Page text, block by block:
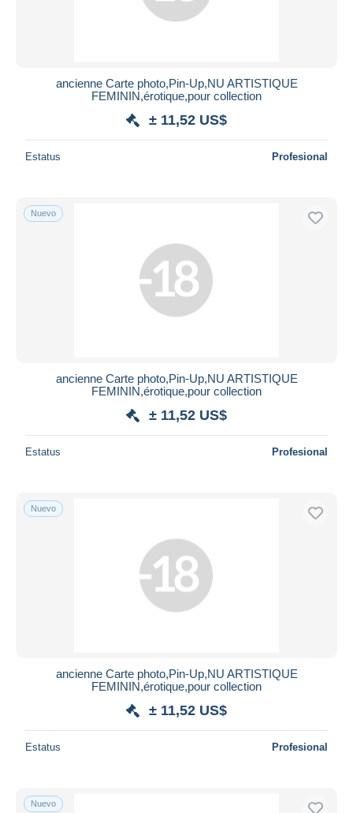
ancienne Carte photo,Pin-Up,NU ARTISTIQUE
FEMININ,érotique,pour collection
± 11,52 US$
Estatus Profesional
Nuevo
ancienne Carte photo,Pin-Up,NU ARTISTIQUE
FEMININ,érotique,pour collection
± 11,52 US$
Estatus Profesional
Nuevo
ancienne Carte photo,Pin-Up,NU ARTISTIQUE
FEMININ,érotique,pour collection
± 11,52 US$
Estatus Profesional
Nuevo